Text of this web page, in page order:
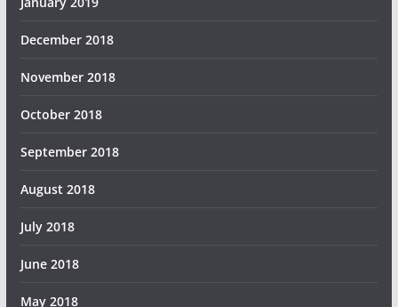
December 2018
November 2018
October 2018
September 2018
August 2018
July 2018
June 2018
May 2018